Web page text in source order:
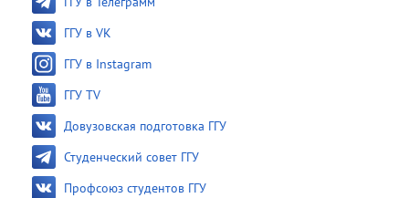
ГГУ в VK
ГГУ в Instagram
ГГУ TV
Довузовская подготовка ГГУ
Студенческий совет ГГУ
Профсоюз студентов ГГУ